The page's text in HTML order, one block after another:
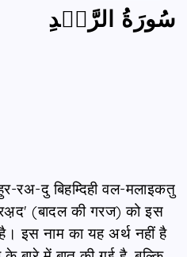
سُورَةُ الرَّعۡدِ
रअ-दु बिहम्दिही वल-मलाइकतु
(बादल की गरज) को इस
है। इस नाम का यह अर्थ नहीं है